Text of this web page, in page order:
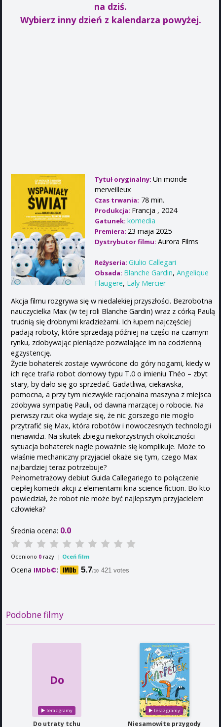
na dziś.
Wybierz inny dzień z kalendarza powyżej.
Tytuł oryginalny: Un monde
merveilleux
Czas trwania: 78 min.
Produkcja: Francja , 2024
Gatunek: komedia
Premiera: 23 maja 2025
Dystrybutor filmu: Aurora Films
Reżyseria: Giulio Callegari
Obsada: Blanche Gardin, Angelique
Flaugere, Laly Mercier
Akcja filmu rozgrywa się w niedalekiej przyszłości. Bezrobotna
nauczycielka Max (w tej roli Blanche Gardin) wraz z córką Paulą
trudnią się drobnymi kradzieżami. Ich łupem najczęściej
padają roboty, które sprzedają później na części na czarnym
rynku, zdobywając pieniądze pozwalające im na codzienną
egzystencję.
Życie bohaterek zostaje wywrócone do góry nogami, kiedy w
ich ręce trafia robot domowy typu T.0 o imieniu Théo – zbyt
stary, by dało się go sprzedać. Gadatliwa, ciekawska,
pomocna, a przy tym niezwykle racjonalna maszyna z miejsca
zdobywa sympatię Pauli, od dawna marzącej o robocie. Na
pierwszy rzut oka wydaje się, że nic gorszego nie mogło
przytrafić się Max, która robotów i nowoczesnych technologii
nienawidzi. Na skutek zbiegu niekorzystnych okoliczności
sytuacja bohaterek nagle poważnie się komplikuje. Może to
właśnie mechaniczny przyjaciel okaże się tym, czego Max
najbardziej teraz potrzebuje?
Pełnometrażowy debiut Guida Callegariego to połączenie
ciepłej komedii akcji z elementami kina science fiction. Bo kto
powiedział, że robot nie może być najlepszym przyjacielem
człowieka?
Średnia ocena: 0.0
Oceniono 0 razy. | Oceń film
Ocena IMDb©: 5.7/10 421 votes
Podobne filmy
Do
Do utraty tchu Niesamowite przygody